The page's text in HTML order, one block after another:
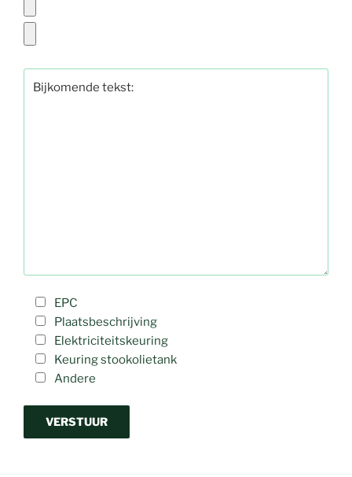
EPC
Plaatsbeschrijving
Elektriciteitskeuring
Keuring stookolietank
Andere